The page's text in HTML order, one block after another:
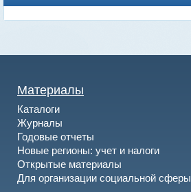
Материалы
Каталоги
Журналы
Годовые отчеты
Новые регионы: учет и налоги
Открытые материалы
Для организации социальной сферы